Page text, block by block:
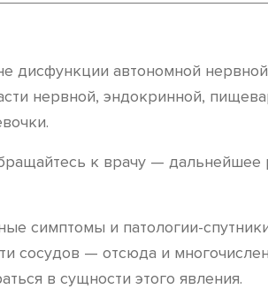
дисфункции автономной
нервной, эндокринной,
к врачу —
симптомы и патологии-
сосудов — отсюда и
в сущности этого явления.